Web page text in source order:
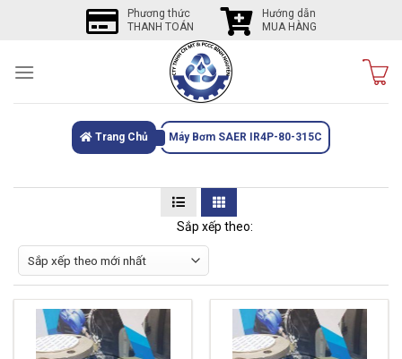
Phương thức
THANH TOÁN
Hướng dẫn
MUA HÀNG
Trang Chủ Máy Bơm SAER IR4P-80-315C
Sắp xếp theo: